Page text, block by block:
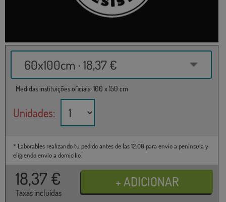
60x100cm · 18,37 €
Medidas instituições oficiais: 100 x 150 cm
Unidades:
* Laborables realizando tu pedido antes de las 12:00 para envío a península y
eligiendo envío a domicilio.
18,37 €
Taxas incluídas